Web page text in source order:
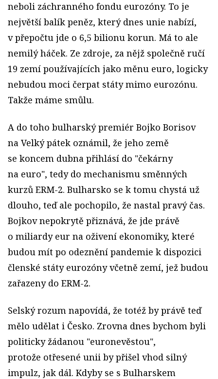
neboli záchranného fondu eurozóny. To je
největší balík peněz, který dnes unie nabízí,
v přepočtu jde o 6,5 bilionu korun. Má to ale
nemilý háček. Ze zdroje, za nějž společně ručí
19 zemí používajících jako měnu euro, logicky
nebudou moci čerpat státy mimo eurozónu.
Takže máme smůlu.
A do toho bulharský premiér Bojko Borisov
na Velký pátek oznámil, že jeho země
se koncem dubna přihlásí do "čekárny
na euro", tedy do mechanismu směnných
kurzů ERM-2. Bulharsko se k tomu chystá už
dlouho, teď ale pochopilo, že nastal pravý čas.
Bojkov nepokrytě přiznává, že jde právě
o miliardy eur na oživení ekonomiky, které
budou mít po odeznění pandemie k dispozici
členské státy eurozóny včetně zemí, jež budou
zařazeny do ERM-2.
Selský rozum napovídá, že totéž by právě teď
mělo udělat i Česko. Zrovna dnes bychom byli
politicky žádanou "euronevěstou",
protože otřesené unii by přišel vhod silný
impulz, jak dál. Kdyby se s Bulharskem